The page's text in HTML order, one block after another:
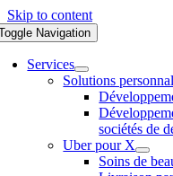
Skip to content
Navigation
Services
Solutions
sociétés de
Uber pour X
Soins de